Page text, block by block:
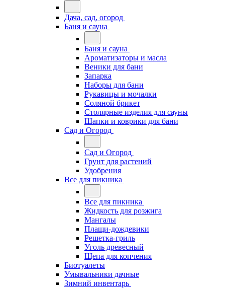
Дача, сад, огород
Баня и сауна
Баня и сауна
Ароматизаторы и масла
Веники для бани
Запарка
Наборы для бани
Рукавицы и мочалки
Соляной брикет
Столярные изделия для сауны
Шапки и коврики для бани
Сад и Огород
Сад и Огород
Грунт для растений
Удобрения
Все для пикника
Все для пикника
Жидкость для розжига
Мангалы
Плащи-дождевики
Решетка-гриль
Уголь древесный
Щепа для копчения
Биотуалеты
Умывальники дачные
Зимний инвентарь